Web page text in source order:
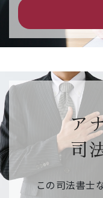
決！司法書
【日 時】令和
【場 所】京都
ール
【申込先】
【申込締切】令
2026年02月
相続・遺言推進
ア
司
この司法書士